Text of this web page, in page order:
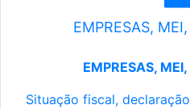
EMPRESAS,
EMPRESAS,
Situação fiscal,